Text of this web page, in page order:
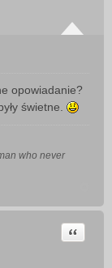
opowiadanie?
świetne.
who never
Cytuj